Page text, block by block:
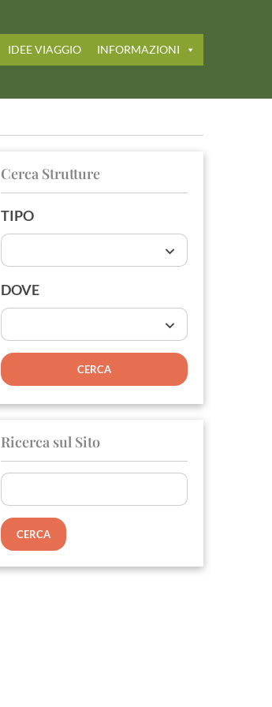
IDEE VIAGGIO INFORMAZIONI
Cerca Strutture
TIPO
DOVE
Ricerca sul Sito
Ricerca
per: